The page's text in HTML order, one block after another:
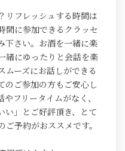
リフレッシュする時間は
間に参加できるクラッセ
下さい。お酒を一緒に楽
緒にゆったりと会話を楽
ーズにお話しができる
のご参加の方もご安心し
フリータイムがなく、
い」とご好評頂き、とて
予約がおススメです。